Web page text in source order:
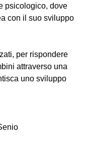
psicologico, dove
con il suo sviluppo
per rispondere
attraverso una
uno sviluppo